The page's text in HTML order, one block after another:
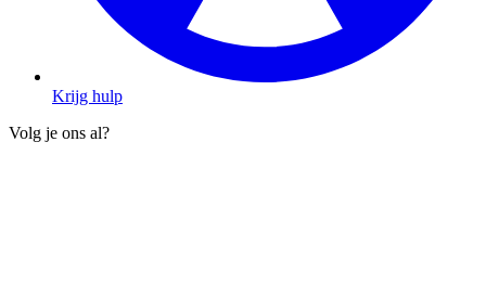
Krijg hulp
Volg je ons al?